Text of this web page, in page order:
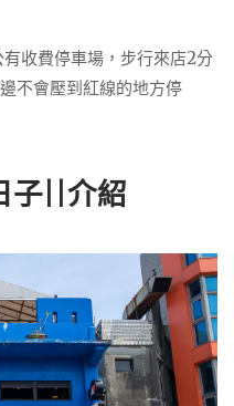
收費停車場，步行來店2分
不會壓到紅線的地方停
子||介紹